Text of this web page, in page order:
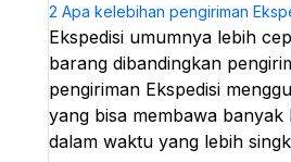
2 Apa kelebihan pengiriman
Ekspedisi umumnya lebih
barang dibandingkan
pengiriman Ekspedisi
yang bisa membawa banyak
dalam waktu yang lebih